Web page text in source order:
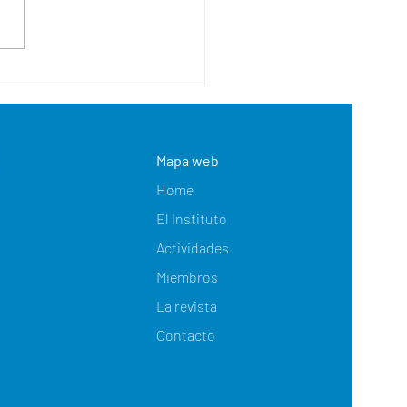
Mapa web
Home
El Instituto
Actividades
Miembros
La revista
Contacto